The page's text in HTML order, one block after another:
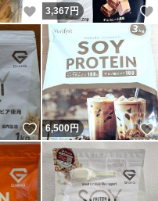
いいね！
3,367 円
いいね！
6,500円